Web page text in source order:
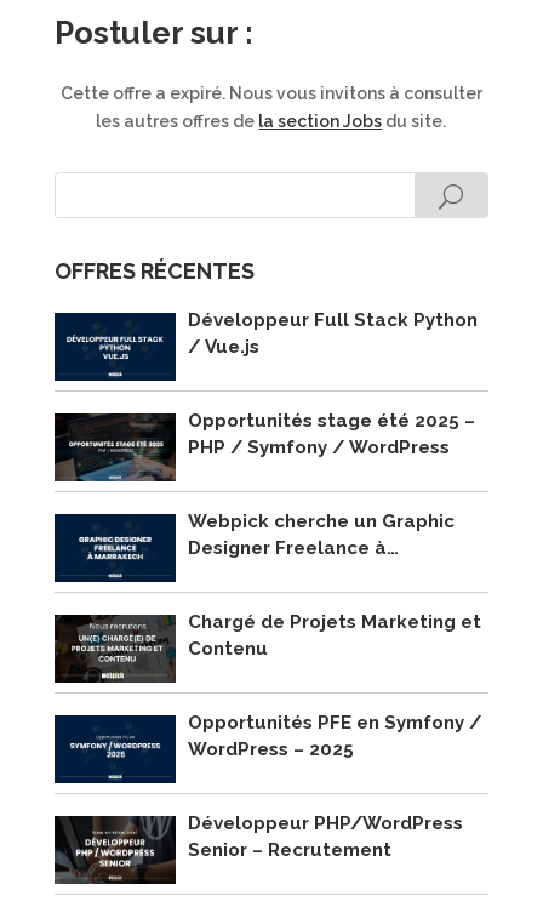
Postuler sur :
Cette offre a expiré. Nous vous invitons à consulter
les autres offres de la section Jobs du site.
OFFRES RÉCENTES
Développeur Full Stack Python
/ Vue.js
Opportunités stage été 2025 –
PHP / Symfony / WordPress
Webpick cherche un Graphic
Designer Freelance à
Chargé de Projets Marketing et
Contenu
Opportunités PFE en Symfony /
WordPress – 2025
Développeur PHP/WordPress
Senior – Recrutement